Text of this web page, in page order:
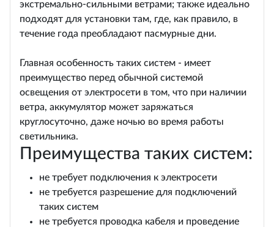
экстремально-сильными ветрами; также идеально
подходят для установки там, где, как правило, в
течение года преобладают пасмурные дни.
Главная особенность таких систем - имеет
преимущество перед обычной системой
освещения от электросети в том, что при наличии
ветра, аккумулятор может заряжаться
круглосуточно, даже ночью во время работы
светильника.
Преимущества таких систем:
не требует подключения к электросети
не требуется разрешение для подключений
таких систем
не требуется проводка кабеля и проведение